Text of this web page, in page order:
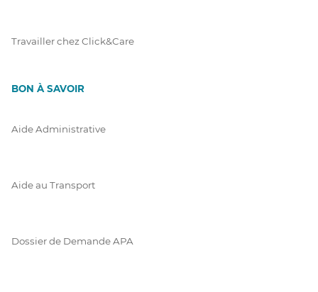
Travailler chez Click&Care
BON À SAVOIR
Aide Administrative
Aide au Transport
Dossier de Demande APA